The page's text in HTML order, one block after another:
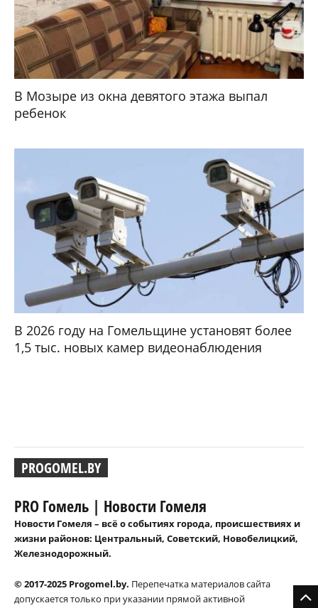
В Мозыре из окна девятого этажа выпал
ребенок
В 2026 году на Гомельщине установят более
1,5 тыс. новых камер видеонаблюдения
PROGOMEL.BY
PRO Гомель | Новости Гомеля
Новости Гомеля – всё о событиях города, происшествиях и
жизни районов: Центральный, Советский, Новобелицкий,
Железнодорожный.
© 2017-2025 Progomel.by. Перепечатка материалов сайта
допускается только при указании прямой активной